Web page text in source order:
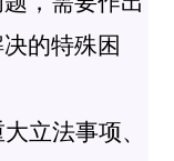
的特殊困
立法事项、